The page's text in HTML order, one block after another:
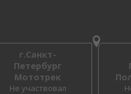
г.Санкт-
Петербург
Мототрек
Не участвовал